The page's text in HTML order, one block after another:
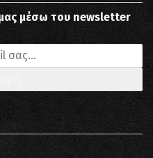
μέσω του newsletter